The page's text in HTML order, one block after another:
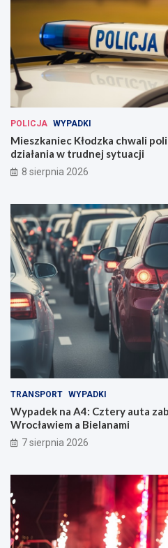
POLICJA WYPADKI
Mieszkaniec Kłodzka chwali
działania w trudnej sytuacji
8 sierpnia 2026
TRANSPORT WYPADKI
Wypadek na A4: Cztery auta
Wrocławiem a Bielanami
7 sierpnia 2026